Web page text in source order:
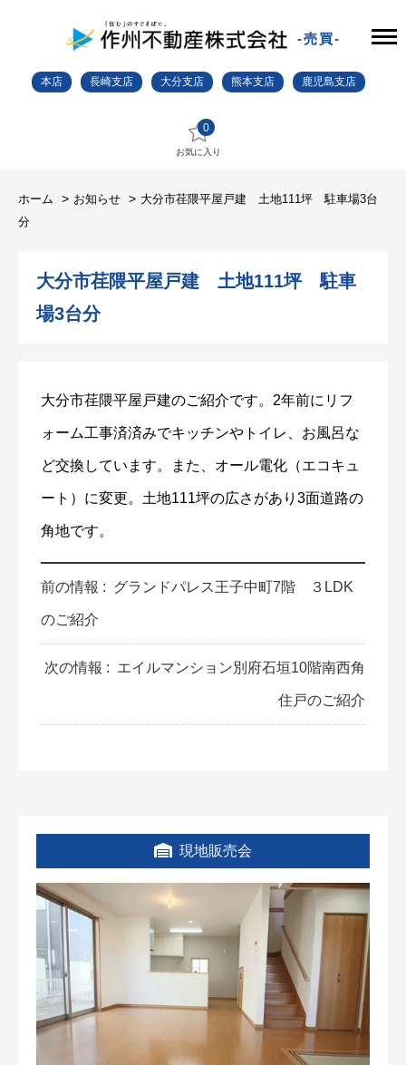
-売買-
本店 長崎支店 大分支店 熊本支店 鹿児島支店
0
お気に入り
ホーム お知らせ
大分市荏隈平屋戸建 土地111坪 駐車場3台
分
現地販売会
大分市荏隈平屋戸建 土地111坪 駐車
場3台分
大分市荏隈平屋戸建のご紹介です。2年前にリフ
ォーム工事済済みでキッチンやトイレ、お風呂な
ど交換しています。また、オール電化（エコキュ
ート）に変更。土地111坪の広さがあり3面道路の
角地です。
前の情報 : グランドパレス王子中町7階 ３LDK
のご紹介
次の情報 : エイルマンション別府石垣10階南西角
住戸のご紹介